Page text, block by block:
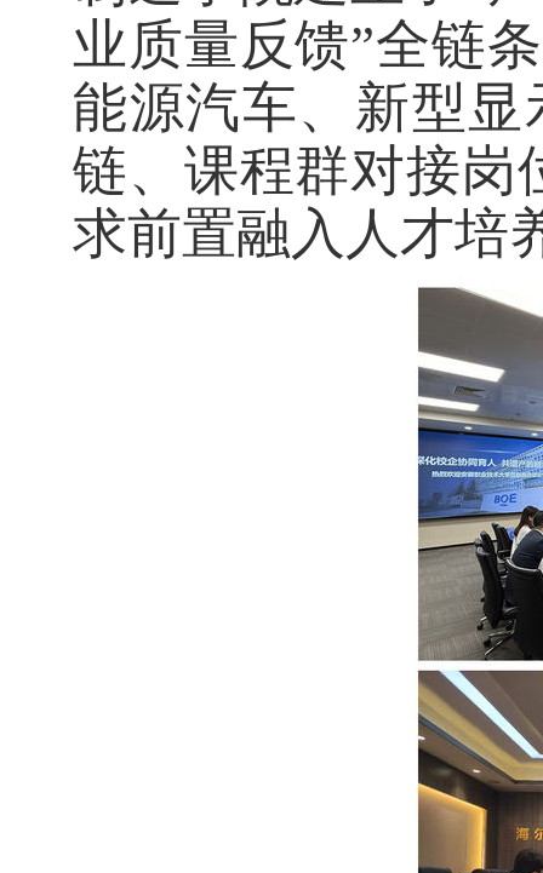
业质量反馈”全链条
能源汽车、新型显
链、课程群对接岗
求前置融入人才培